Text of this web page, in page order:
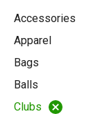
Accessories
Apparel
Bags
Balls
Clubs